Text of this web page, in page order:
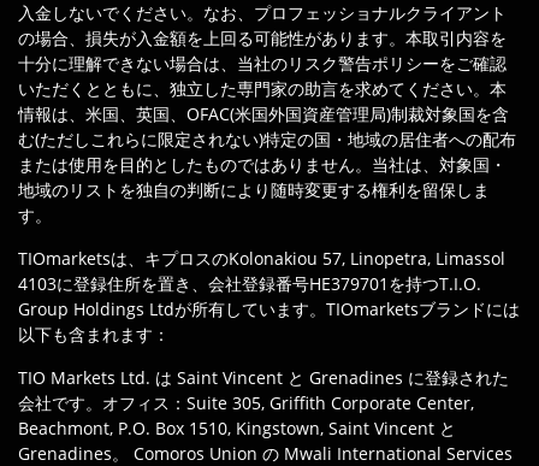
入金しないでください。なお、プロフェッショナルクライアント
の場合、損失が入金額を上回る可能性があります。本取引内容を
十分に理解できない場合は、当社のリスク警告ポリシーをご確認
いただくとともに、独立した専門家の助言を求めてください。本
情報は、米国、英国、OFAC(米国外国資産管理局)制裁対象国を含
む(ただしこれらに限定されない)特定の国・地域の居住者への配布
または使用を目的としたものではありません。当社は、対象国・
地域のリストを独自の判断により随時変更する権利を留保しま
す。
TIOmarketsは、キプロスのKolonakiou 57, Linopetra, Limassol
4103に登録住所を置き、会社登録番号HE379701を持つT.I.O.
Group Holdings Ltdが所有しています。TIOmarketsブランドには
以下も含まれます：
TIO Markets Ltd. は Saint Vincent と Grenadines に登録された
会社です。オフィス：Suite 305, Griffith Corporate Center,
Beachmont, P.O. Box 1510, Kingstown, Saint Vincent と
Grenadines。 Comoros Union の Mwali International Services